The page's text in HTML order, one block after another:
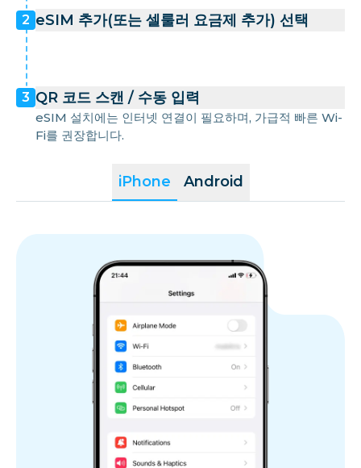
iPhone Android
2 eSIM 추가(또는 셀룰러 요금제 추가) 선택
3 QR 코드 스캔 / 수동 입력
eSIM 설치에는 인터넷 연결이 필요하며, 가급적 빠른 Wi-
Fi를 권장합니다.